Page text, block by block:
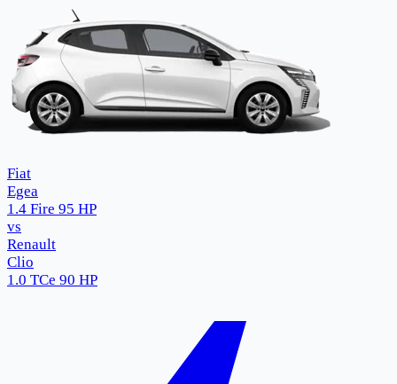
Fiat
Egea
1.4 Fire 95 HP
vs
Renault
Clio
1.0 TCe 90 HP